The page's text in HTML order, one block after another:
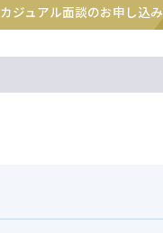
カジュアル面談のお申し込み